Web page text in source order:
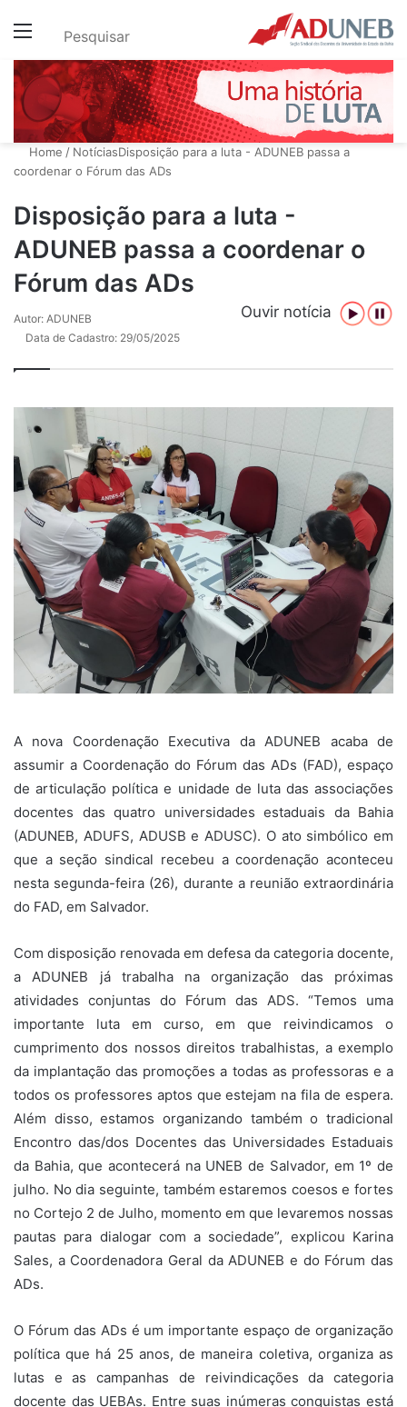
Menu Pesquisar
Home / NotíciasDisposição para a luta - ADUNEB passa a
coordenar o Fórum das ADs
Disposição para a luta -
ADUNEB passa a coordenar o
Fórum das ADs
Ouvir notícia
Autor: ADUNEB
Data de Cadastro: 29/05/2025
A nova Coordenação Executiva da ADUNEB acaba de
assumir a Coordenação do Fórum das ADs (FAD), espaço
de articulação política e unidade de luta das associações
docentes das quatro universidades estaduais da Bahia
(ADUNEB, ADUFS, ADUSB e ADUSC). O ato simbólico em
que a seção sindical recebeu a coordenação aconteceu
nesta segunda-feira (26), durante a reunião extraordinária
do FAD, em Salvador.
Com disposição renovada em defesa da categoria docente,
a ADUNEB já trabalha na organização das próximas
atividades conjuntas do Fórum das ADS. “Temos uma
importante luta em curso, em que reivindicamos o
cumprimento dos nossos direitos trabalhistas, a exemplo
da implantação das promoções a todas as professoras e a
todos os professores aptos que estejam na fila de espera.
Além disso, estamos organizando também o tradicional
Encontro das/dos Docentes das Universidades Estaduais
da Bahia, que acontecerá na UNEB de Salvador, em 1º de
julho. No dia seguinte, também estaremos coesos e fortes
no Cortejo 2 de Julho, momento em que levaremos nossas
pautas para dialogar com a sociedade”, explicou Karina
Sales, a Coordenadora Geral da ADUNEB e do Fórum das
ADs.
O Fórum das ADs é um importante espaço de organização
política que há 25 anos, de maneira coletiva, organiza as
lutas e as campanhas de reivindicações da categoria
docente das UEBAs. Entre suas inúmeras conquistas está